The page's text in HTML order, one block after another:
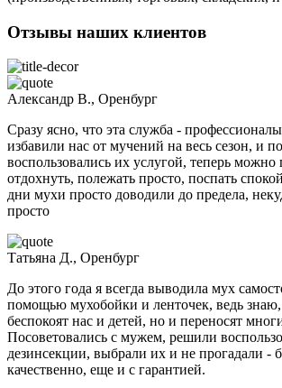
Отзывы наших клиентов
Александр В., Оренбург
Сразу ясно, что эта служба -
избавили нас от мучений на весь сезон, и
воспользовались их услугой, теперь можно
отдохнуть, полежать просто, поспать
дни мухи просто доводили до предела,
просто
Татьяна Д., Оренбург
До этого года я всегда выводила мух
помощью мухобойки и ленточек, ведь знаю,
беспокоят нас и детей, но и переносят
Посоветовались с мужем, решили
дезинсекции, выбрали их и не прогадали -
качественно, еще и с гарантией.